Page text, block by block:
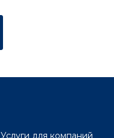
Услуги для компаний